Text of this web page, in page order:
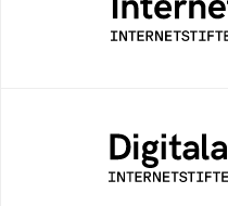
Ett digitalt
av
Öppen digital
för alla